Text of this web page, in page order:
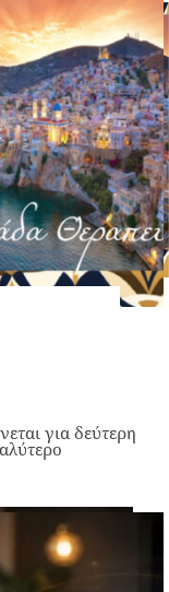
για δεύτερη